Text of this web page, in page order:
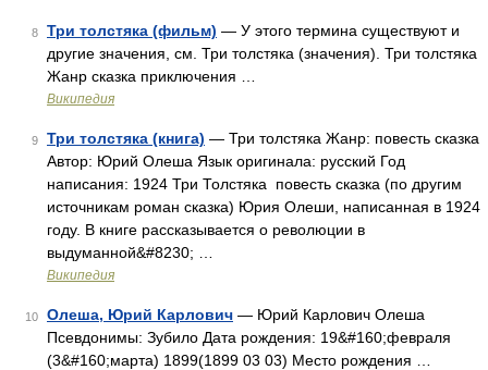
8 Три толстяка (фильм) — У этого термина существуют и
другие значения, см. Три толстяка (значения). Три толстяка
Жанр сказка приключения …
Википедия
9 Три толстяка (книга) — Три толстяка Жанр: повесть сказка
Автор: Юрий Олеша Язык оригинала: русский Год
написания: 1924 Три Толстяка повесть сказка (по другим
источникам роман сказка) Юрия Олеши, написанная в 1924
году. В книге рассказывается о революции в
выдуманной&#8230; …
Википедия
10 Олеша, Юрий Карлович — Юрий Карлович Олеша
Псевдонимы: Зубило Дата рождения: 19&#160;февраля
(3&#160;марта) 1899(1899 03 03) Место рождения …